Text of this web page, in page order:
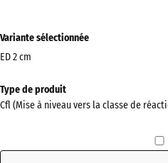
Variante sélectionnée
ED 2 cm
pour
x
Type de produit
Cfl (Mise à niveau vers la classe de